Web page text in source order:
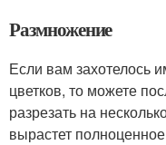
Размножение
Если вам захотелось
цветков, то можете
разрезать на
вырастет